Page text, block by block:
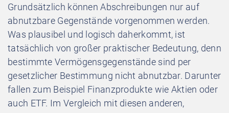
Grundsätzlich können Abschreibungen nur auf
abnutzbare Gegenstände vorgenommen werden.
Was plausibel und logisch daherkommt, ist
tatsächlich von großer praktischer Bedeutung, denn
bestimmte Vermögensgegenstände sind per
gesetzlicher Bestimmung nicht abnutzbar. Darunter
fallen zum Beispiel Finanzprodukte wie Aktien oder
auch ETF. Im Vergleich mit diesen anderen,